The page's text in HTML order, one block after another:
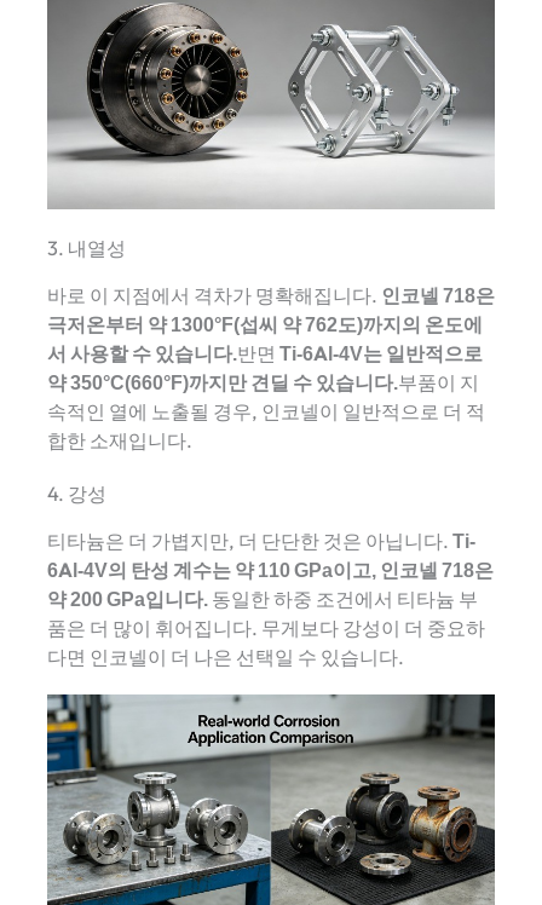
3. 내열성
바로 이 지점에서 격차가 명확해집니다. 인코넬 718은
극저온부터 약 1300°F(섭씨 약 762도)까지의 온도에
서 사용할 수 있습니다.반면 Ti-6Al-4V는 일반적으로
약 350°C(660°F)까지만 견딜 수 있습니다.부품이 지
속적인 열에 노출될 경우, 인코넬이 일반적으로 더 적
합한 소재입니다.
4. 강성
티타늄은 더 가볍지만, 더 단단한 것은 아닙니다. Ti-
6Al-4V의 탄성 계수는 ​​약 110 GPa이고, 인코넬 718은
약 200 GPa입니다.동일한 하중 조건에서 티타늄 부
품은 더 많이 휘어집니다. 무게보다 강성이 더 중요하
다면 인코넬이 더 나은 선택일 수 있습니다.